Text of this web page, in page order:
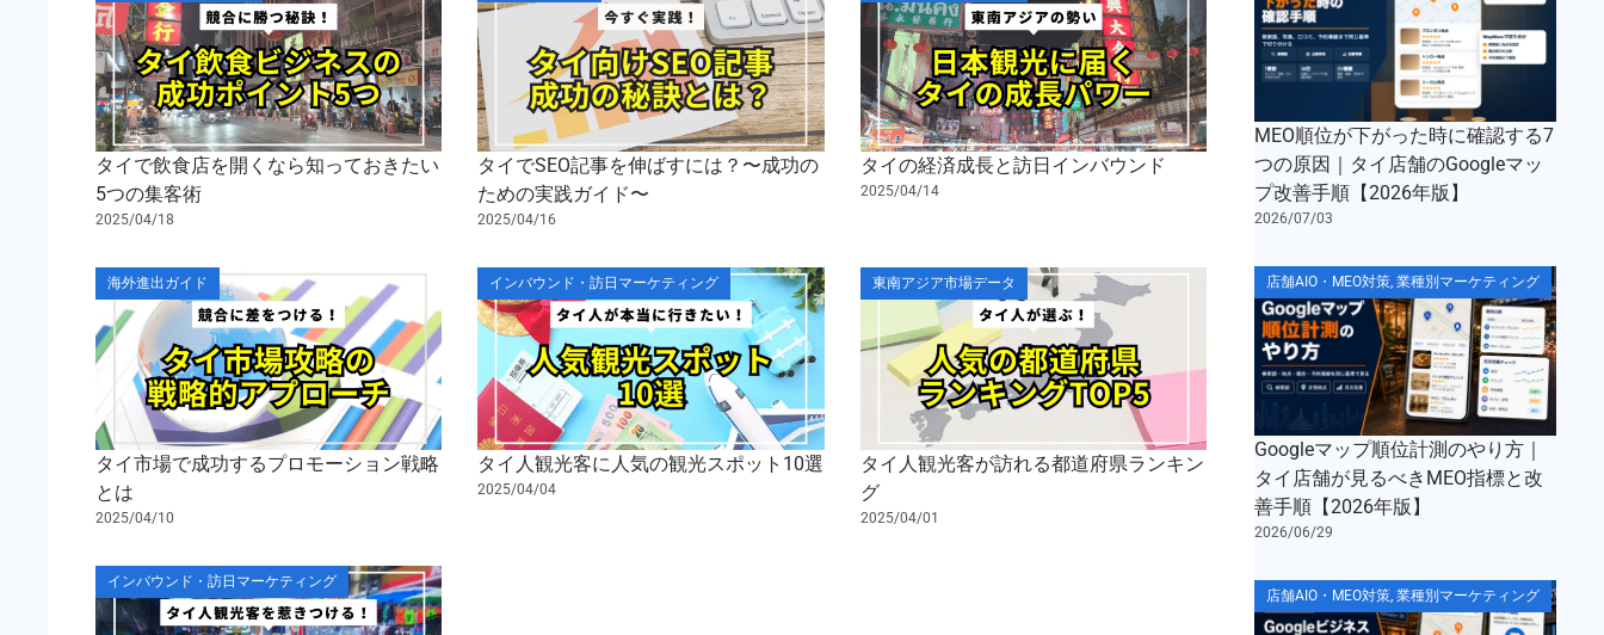
タイで飲食店を開くなら知っておきたい
5つの集客術
2025/04/18
タイでSEO記事を伸ばすには？〜成功の
ための実践ガイド〜
2025/04/16
タイの経済成長と訪日インバウンド
2025/04/14
海外進出ガイド
タイ市場で成功するプロモーション戦略
とは
2025/04/10
インバウンド・訪日マーケティング
タイ人観光客に人気の観光スポット10選
2025/04/04
東南アジア市場データ
タイ人観光客が訪れる都道府県ランキン
グ
2025/04/01
インバウンド・訪日マーケティング
MEO順位が下がった時に確認する7
つの原因｜タイ店舗のGoogleマッ
プ改善手順【2026年版】
2026/07/03
店舗AIO・MEO対策,業種別マーケティング
Googleマップ順位計測のやり方｜
タイ店舗が見るべきMEO指標と改
善手順【2026年版】
2026/06/29
店舗AIO・MEO対策,業種別マーケティング